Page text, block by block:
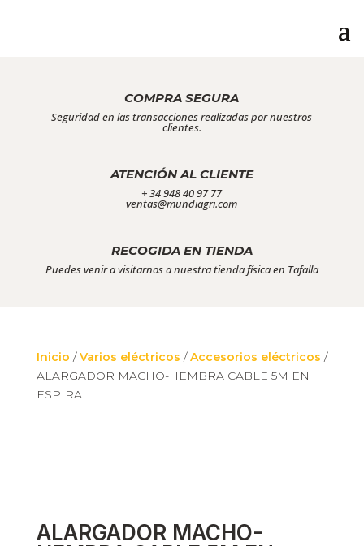
COMPRA SEGURA
Seguridad en las transacciones realizadas por nuestros
clientes.
ATENCIÓN AL CLIENTE
+ 34 948 40 97 77
ventas@mundiagri.com
RECOGIDA EN TIENDA
Puedes venir a visitarnos a nuestra tienda física en Tafalla
Inicio /Varios eléctricos /Accesorios eléctricos /
ALARGADOR MACHO-HEMBRA CABLE 5M EN
ESPIRAL
ALARGADOR MACHO-